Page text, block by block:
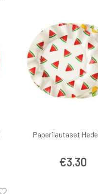
Paperilautaset
€3.30